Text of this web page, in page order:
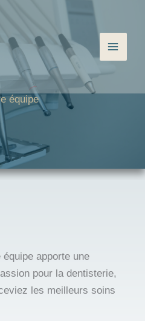
équipe
apporte une
pour la dentisterie,
les meilleurs soins